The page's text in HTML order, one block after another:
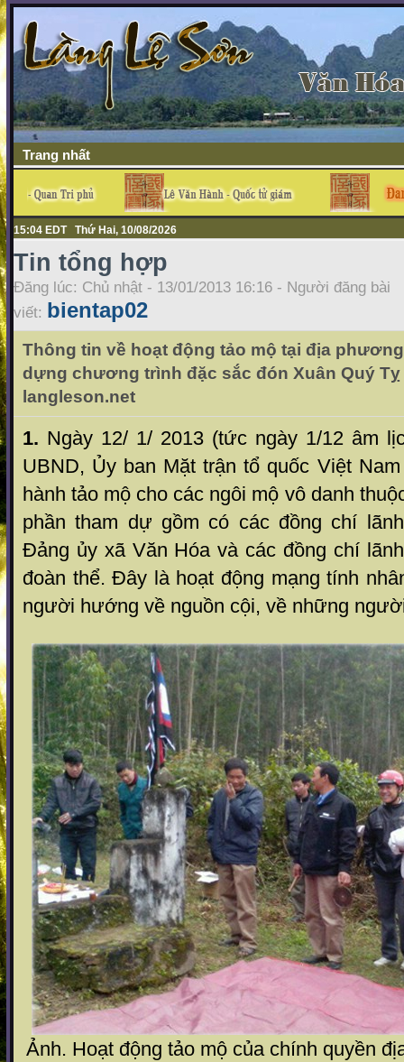
Trang nhất
15:04 EDT Thứ Hai, 10/08/2026
Tin tổng hợp
Đăng lúc: Chủ nhật - 13/01/2013 16:16 - Người đăng bài
viết: bientap02
Thông tin về hoạt động tảo mộ tại địa
dựng chương trình đặc sắc đón Xuân Quý
langleson.net
1. Ngày 12/ 1/ 2013 (tức ngày 1/12 âm
UBND, Ủy ban Mặt trận tổ quốc Việt
hành tảo mộ cho các ngôi mộ vô danh
phần tham dự gồm có các đồng chí
Đảng ủy xã Văn Hóa và các đồng chí
đoàn thể. Đây là hoạt động mạng tính
người hướng về nguồn cội, về những
Ảnh. Hoạt động tảo mộ của chính quyền